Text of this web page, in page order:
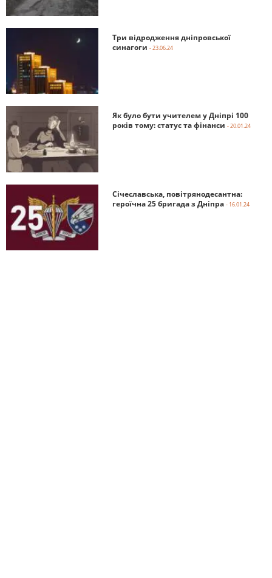
Три відродження дніпровської
синагоги - 23.06.24
Як було бути учителем у Дніпрі 100
років тому: статус та фінанси - 20.01.24
Січеславська, повітрянодесантна:
героїчна 25 бригада з Дніпра - 16.01.24